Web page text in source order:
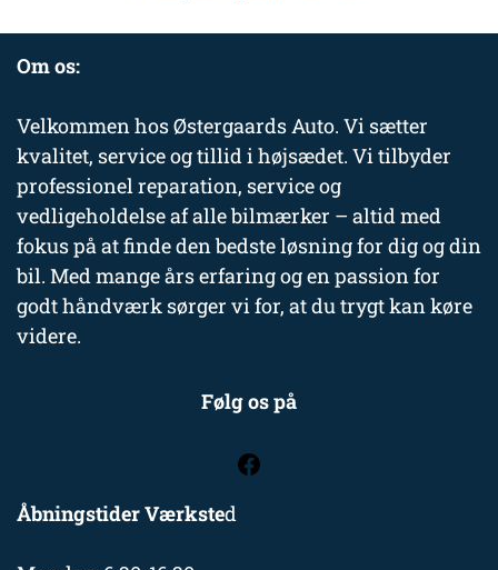
Om os:
Velkommen hos Østergaards Auto. Vi sætter
kvalitet, service og tillid i højsædet. Vi tilbyder
professionel reparation, service og
vedligeholdelse af alle bilmærker – altid med
fokus på at finde den bedste løsning for dig og din
bil. Med mange års erfaring og en passion for
godt håndværk sørger vi for, at du trygt kan køre
videre.
Følg os på
Åbningstider Værksted